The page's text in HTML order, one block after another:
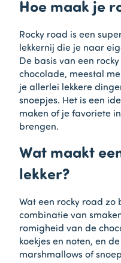
of
Hoe maak je
Rocky road is een
lekkernij die je naar
De basis van een
chocolade, meestal
je allerlei lekkere
snoepjes. Het is een
maken of je favoriete
brengen.
Wat maakt
lekker?
Wat een rocky road zo
combinatie van
romigheid van de
koekjes en noten, en
marshmallows of